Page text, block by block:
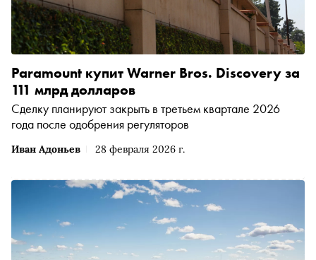
Иван Адоньев 28 февраля 2026 г.
Paramount купит Warner Bros. Discovery за
111 млрд долларов
Сделку планируют закрыть в третьем квартале 2026
года после одобрения регуляторов